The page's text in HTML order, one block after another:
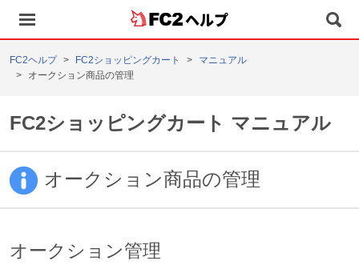
ヘルプ
FC2ヘルプ FC2ショッピングカート
マニュアル
オークション商品の管理
FC2ショッピングカート マニュアル
オークション商品の管理
オークション管理